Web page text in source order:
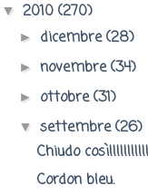
▼ 2010 (270)
► dicembre(28)
►novembre(34)
► ottobre(31)
▼settembre(26)
Chiudo
Cordon bleu.